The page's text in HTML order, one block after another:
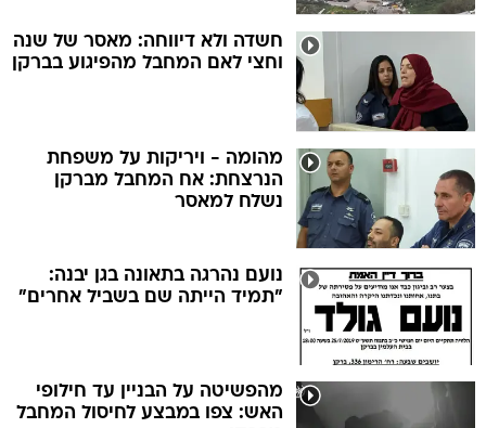
חשדה ולא דיווחה: מאסר של שנה
וחצי לאם המחבל מהפיגוע בברקן
מהומה - ויריקות על משפחת
הנרצחת: אח המחבל מברקן
נשלח למאסר
נועם נהרגה בתאונה בגן יבנה:
"תמיד הייתה שם בשביל אחרים"
מהפשיטה על הבניין עד חילופי
האש: צפו במבצע לחיסול המחבל